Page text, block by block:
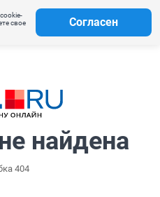
свое
Согласен
найдена
404